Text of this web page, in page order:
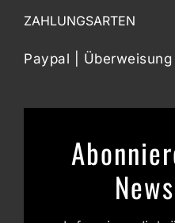
ZAHLUNGSARTEN
Paypal |